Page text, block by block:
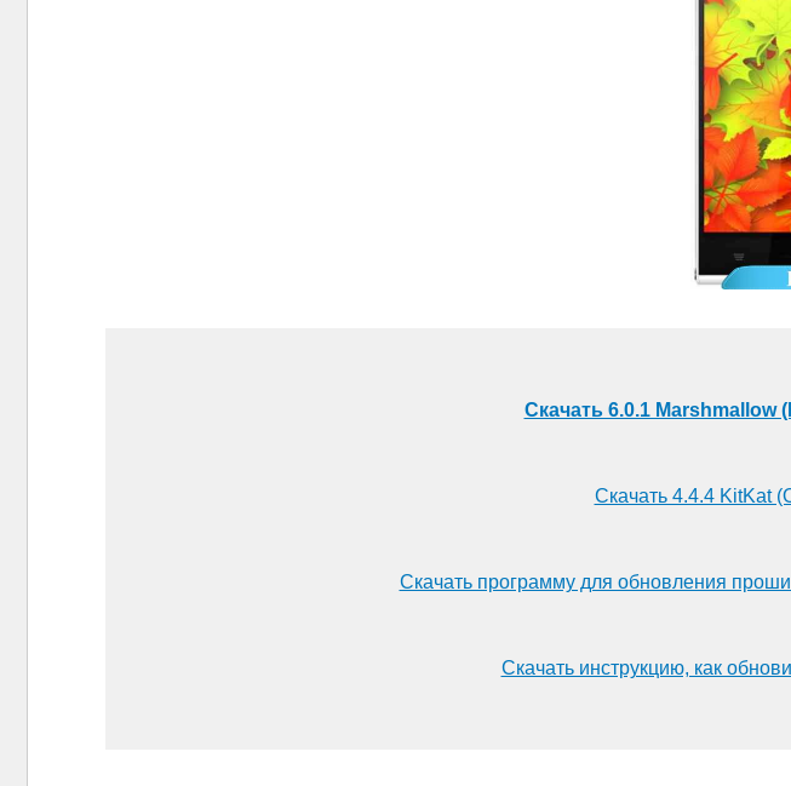
Скачать 6.0.1 Marshmallow
Скачать 4.4.4 KitKat
Скачать программу для обновления
Скачать инструкцию, как